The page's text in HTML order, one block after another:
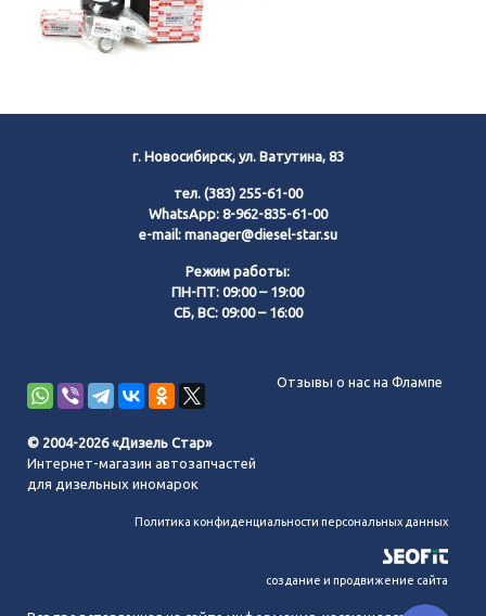
г. Новосибирск, ул. Ватутина, 83
тел. (383) 255-61-00
WhatsApp: 8-962-835-61-00
e-mail: manager@diesel-star.su
Режим работы:
ПН-ПТ: 09:00 – 19:00
СБ, ВС: 09:00 – 16:00
Отзывы о нас на Флампе
© 2004-2026 «Дизель Стар»
Интернет-магазин автозапчастей
для дизельных иномарок
Политика конфиденциальности персональных данных
создание и продвижение сайта